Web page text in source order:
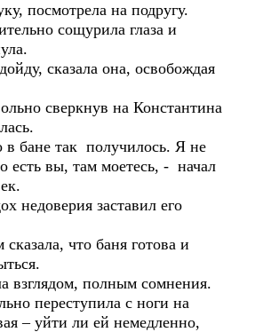
посмотрела на подругу.
сощурила глаза и
сказала она, освобождая
сверкнув на Константина
в бане так получилось. Я не
есть вы, там моетесь, - начал
недоверия заставил его
что баня готова и
взглядом, полным сомнения.
переступила с ноги на
– уйти ли ей немедленно,